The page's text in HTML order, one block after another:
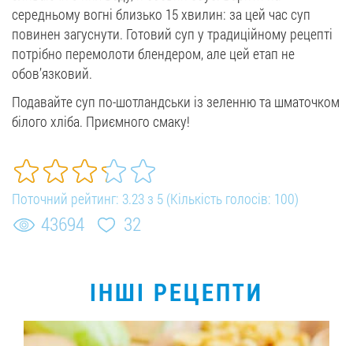
середньому вогні близько 15 хвилин: за цей час суп
повинен загуснути. Готовий суп у традиційному рецепті
потрібно перемолоти блендером, але цей етап не
обов’язковий.
Подавайте суп по-шотландськи із зеленню та шматочком
білого хліба. Приємного смаку!
Поточний рейтинг: 3.23 з 5 (Кількість голосів: 100)
43694 32
ІНШІ РЕЦЕПТИ